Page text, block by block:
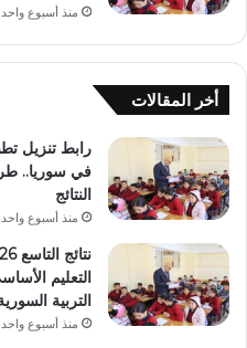
منذ أسبوع واحد
أخر المقالات
في سوريا..
النتائج
منذ أسبوع واحد
التعليم
التربية
منذ أسبوع واحد